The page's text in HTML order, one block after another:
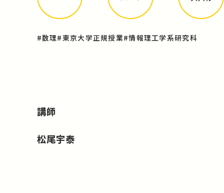
#数理#東京大学正規授業#情報理工学系研究科
講師
松尾宇泰